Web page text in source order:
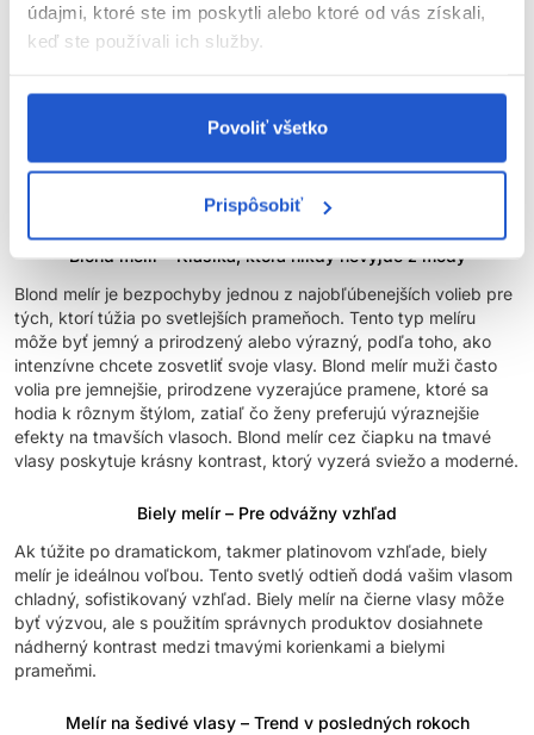
údajmi, ktoré ste im poskytli alebo ktoré od vás získali,
keď ste používali ich služby.
Povoliť všetko
Prispôsobiť
Aké melíre sú aktuálne populárne?
Melírovanie vlasov je skvelý spôsob, ako oživiť svoj účes, pridať
objem a vytvoriť prirodzené svetlé pramene.
Blond melír – Klasika, ktorá nikdy nevyjde z módy
Blond melír je bezpochyby jednou z najobľúbenejších volieb pre
tých, ktorí túžia po svetlejších prameňoch. Tento typ melíru
môže byť jemný a prirodzený alebo výrazný, podľa toho, ako
intenzívne chcete zosvetliť svoje vlasy. Blond melír muži často
volia pre jemnejšie, prirodzene vyzerajúce pramene, ktoré sa
hodia k rôznym štýlom, zatiaľ čo ženy preferujú výraznejšie
efekty na tmavších vlasoch. Blond melír cez čiapku na tmavé
vlasy poskytuje krásny kontrast, ktorý vyzerá sviežo a moderné.
Biely melír – Pre odvážny vzhľad
Ak túžite po dramatickom, takmer platinovom vzhľade, biely
melír je ideálnou voľbou. Tento svetlý odtieň dodá vašim vlasom
chladný, sofistikovaný vzhľad. Biely melír na čierne vlasy môže
byť výzvou, ale s použitím správnych produktov dosiahnete
nádherný kontrast medzi tmavými korienkami a bielymi
prameňmi.
Melír na šedivé vlasy – Trend v posledných rokoch